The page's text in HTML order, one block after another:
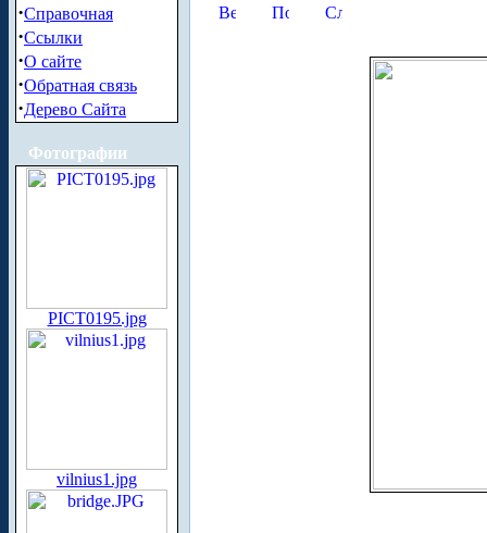
·Справочная
·Ссылки
·О сайте
·Обратная связь
·Дерево Сайта
Фотографии
PICT0195.jpg
vilnius1.jpg